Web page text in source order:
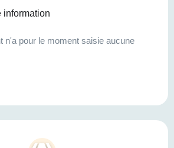
information
n'a pour le moment saisie aucune